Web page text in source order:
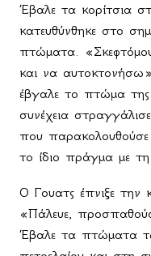
Έβαλε τα κορίτσια
κατευθύνθηκε στο
πτώματα.
και να
έβγαλε το πτώμα
συνέχεια
που
το ίδιο πράγμα με
Ο Γουατς έπνιξε την
«Πάλευε,
Έβαλε τα πτώματα